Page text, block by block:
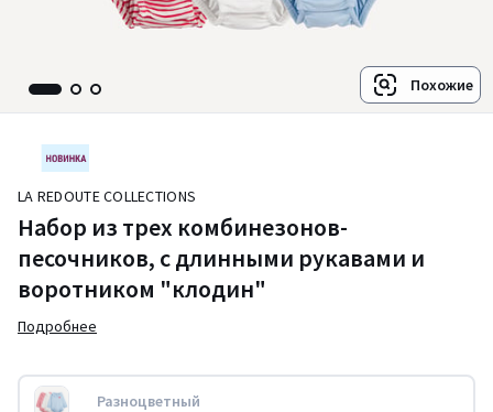
Похожие
LA REDOUTE COLLECTIONS
Набор из трех комбинезонов-
песочников, с длинными рукавами и
воротником "клодин"
Подробнее
Разноцветный